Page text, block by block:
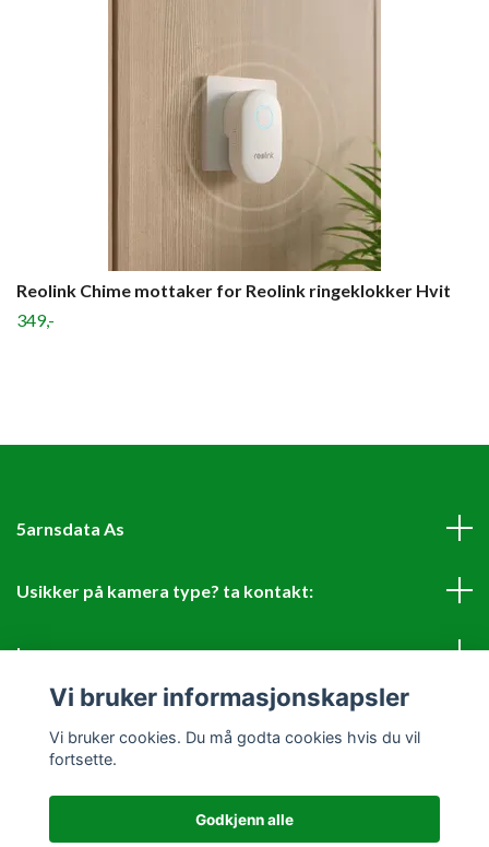
Reolink Chime mottaker for Reolink ringeklokker Hvit
349,-
5arnsdata As
Usikker på kamera type? ta kontakt:
Les mer
Vi bruker informasjonskapsler
Vi bruker cookies. Du må godta cookies hvis du vil
fortsette.
Godkjenn alle